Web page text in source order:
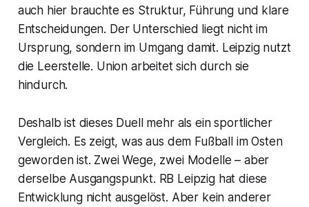
auch hier brauchte es Struktur, Führung und klare
Entscheidungen. Der Unterschied liegt nicht im
Ursprung, sondern im Umgang damit. Leipzig nutzt
die Leerstelle. Union arbeitet sich durch sie
hindurch.
Deshalb ist dieses Duell mehr als ein sportlicher
Vergleich. Es zeigt, was aus dem Fußball im Osten
geworden ist. Zwei Wege, zwei Modelle – aber
derselbe Ausgangspunkt. RB Leipzig hat diese
Entwicklung nicht ausgelöst. Aber kein anderer